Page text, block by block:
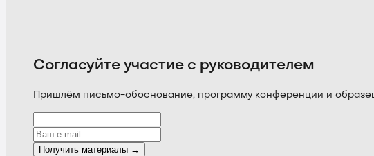
Согласуйте участие с руководителем
Пришлём письмо-обоснование, программу конференции и
Получить материалы →